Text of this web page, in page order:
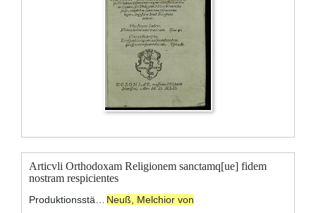
Articvli Orthodoxam Religionem sanctamq[ue] fidem
nostram respicientes
Neuß, Melchior von